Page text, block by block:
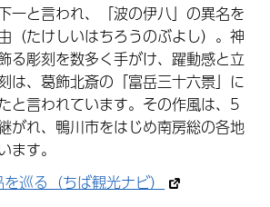
一と言われ、「波の伊八」の異名を
（たけしいはちろうのぶよし）。神
る彫刻を数多く手がけ、躍動感と立
は、葛飾北斎の「富岳三十六景」に
と言われています。その作風は、5
がれ、鴨川市をはじめ南房総の各地
ます。
巡る（ちば観光ナビ）